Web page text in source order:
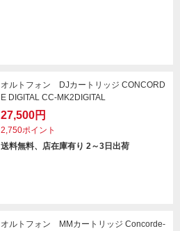
オルトフォン DJカートリッジ CONCORD
E DIGITAL CC-MK2DIGITAL
27,500円
2,750ポイント
送料無料、店在庫有り 2～3日出荷
オルトフォン MMカートリッジ Concorde-